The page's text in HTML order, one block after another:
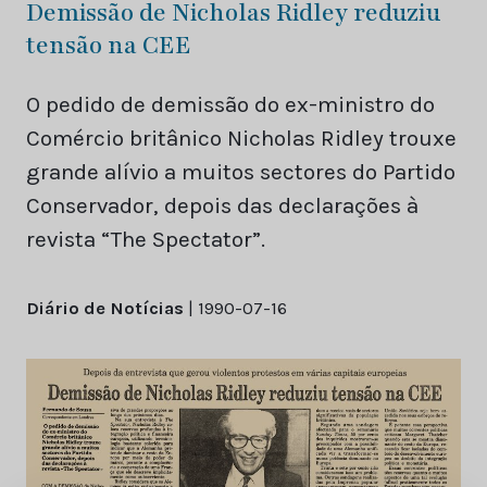
Demissão de Nicholas Ridley reduziu
tensão na CEE
O pedido de demissão do ex-ministro do
Comércio britânico Nicholas Ridley trouxe
grande alívio a muitos sectores do Partido
Conservador, depois das declarações à
revista “The Spectator”.
Diário de Notícias | 1990-07-16